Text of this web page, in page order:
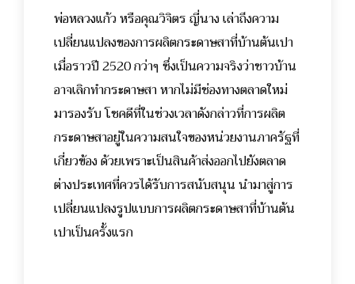
พ่อหลวงแก้ว หรือคุณวิจิตร ญี่นาง เล่าถึงความ
เปลี่ยนแปลงของการผลิตกระดาษสาที่บ้านต้นเปา
เมื่อราวปี 2520 กว่าๆ ซึ่งเป็นความจริงว่าชาวบ้าน
อาจเลิกทำกระดาษสา หากไม่มีช่องทางตลาดใหม่
มารองรับ โชคดีที่ในช่วงเวลาดังกล่าวที่การผลิต
กระดาษสาอยู่ในความสนใจของหน่วยงานภาครัฐที่
เกี่ยวข้อง ด้วยเพราะเป็นสินค้าส่งออกไปยังตลาด
ต่างประเทศที่ควรได้รับการสนับสนุน นำมาสู่การ
เปลี่ยนแปลงรูปแบบการผลิตกระดาษสาที่บ้านต้น
เปาเป็นครั้งแรก